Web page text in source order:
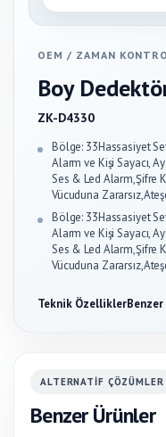
OEM / ZAMAN
Boy
ZK-D4330
Bölge: 33Hassasiyet
Alarm ve Kişi Sayacı,
Ses & Led Alarm,Şifre
Vücuduna
Bölge: 33Hassasiyet
Alarm ve Kişi Sayacı,
Ses & Led Alarm,Şifre
Vücuduna
Teknik Özellikler
ALTERNATIF ÇÖZÜMLER
Benzer Ürünler